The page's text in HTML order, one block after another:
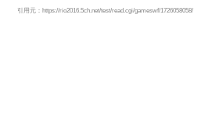
引用元：https://rio2016.5ch.net/test/read.cgi/gameswf/1726058058/